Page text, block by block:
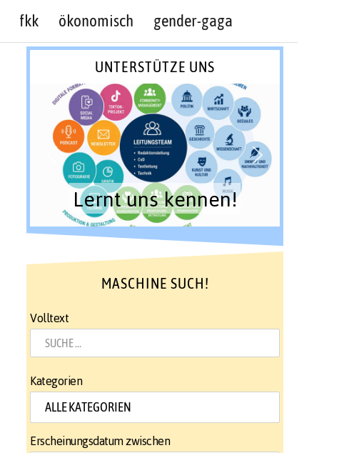
fkk ökonomisch gender-gaga
UNTERSTÜTZE UNS
Lernt uns kennen!
MASCHINE SUCH!
Volltext
Kategorien
Erscheinungsdatum zwischen